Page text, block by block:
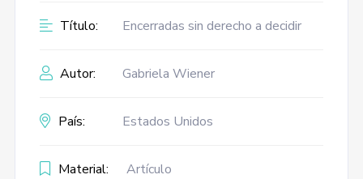
Título: Encerradas sin derecho a decidir
Autor: Gabriela Wiener
País: Estados Unidos
Material: Artículo